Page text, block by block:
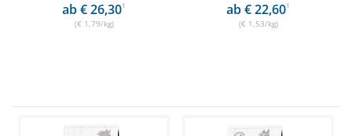
ab € 26,301
(€ 1,79/kg)
ab € 22,601
(€ 1,53/kg)